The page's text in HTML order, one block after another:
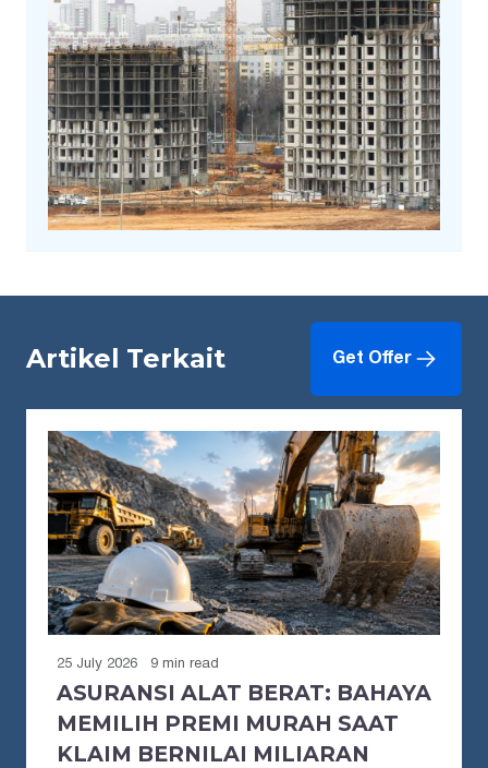
Artikel Terkait Get Offer
25 July 2026 9 min read
ASURANSI ALAT BERAT: BAHAYA
MEMILIH PREMI MURAH SAAT
KLAIM BERNILAI MILIARAN